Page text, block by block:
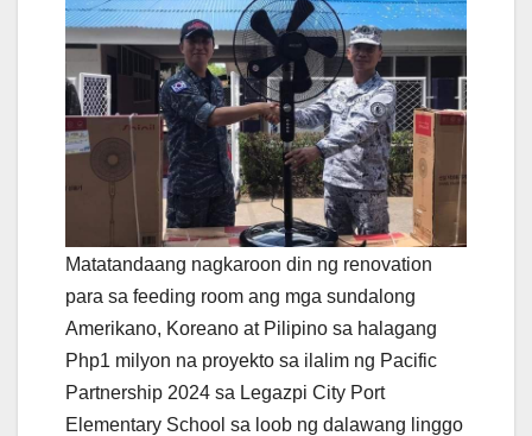
Matatandaang nagkaroon din ng renovation
para sa feeding room ang mga sundalong
Amerikano, Koreano at Pilipino sa halagang
Php1 milyon na proyekto sa ilalim ng Pacific
Partnership 2024 sa Legazpi City Port
Elementary School sa loob ng dalawang linggo